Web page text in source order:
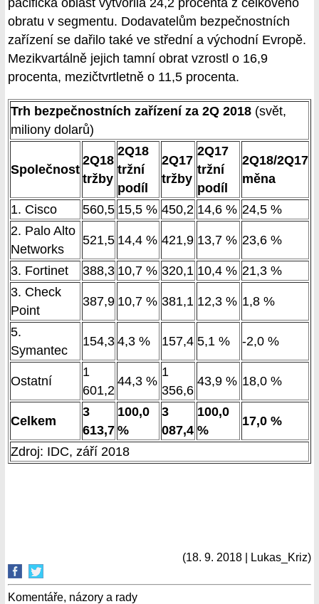
pacifická oblast vytvořila 24,2 procenta z celkového
obratu v segmentu. Dodavatelům bezpečnostních
zařízení se dařilo také ve střední a východní Evropě.
Mezikvartálně jejich tamní obrat vzrostl o 16,9
procenta, mezičtvrtletně o 11,5 procenta.
Trh bezpečnostních zařízení za 2Q 2018 (svět,
miliony dolarů)
Společnost
2Q18
tržby
2Q18
tržní
podíl
2Q17
tržby
2Q17
tržní
podíl
2Q18/2Q17
měna
1. Cisco 560,5 15,5 % 450,2 14,6 % 24,5 %
2. Palo Alto
Networks
521,5 14,4 % 421,9 13,7 % 23,6 %
3. Fortinet 388,3 10,7 % 320,1 10,4 % 21,3 %
3. Check
Point
387,9 10,7 % 381,1 12,3 % 1,8 %
5.
Symantec
154,3 4,3 % 157,4 5,1 % -2,0 %
Ostatní
1
601,2
44,3 %
1
356,6
43,9 % 18,0 %
Celkem
3
613,7
100,0
%
3
087,4
100,0
%
17,0 %
Zdroj: IDC, září 2018
(18. 9. 2018 | Lukas_Kriz)
Komentáře, názory a rady